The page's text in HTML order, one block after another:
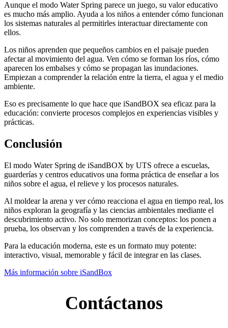
Aunque el modo Water Spring parece un juego, su valor educativo
es mucho más amplio. Ayuda a los niños a entender cómo funcionan
los sistemas naturales al permitirles interactuar directamente con
ellos.
Los niños aprenden que pequeños cambios en el paisaje pueden
afectar al movimiento del agua. Ven cómo se forman los ríos, cómo
aparecen los embalses y cómo se propagan las inundaciones.
Empiezan a comprender la relación entre la tierra, el agua y el medio
ambiente.
Eso es precisamente lo que hace que iSandBOX sea eficaz para la
educación: convierte procesos complejos en experiencias visibles y
prácticas.
Conclusión
El modo Water Spring de iSandBOX by UTS ofrece a escuelas,
guarderías y centros educativos una forma práctica de enseñar a los
niños sobre el agua, el relieve y los procesos naturales.
Al moldear la arena y ver cómo reacciona el agua en tiempo real, los
niños exploran la geografía y las ciencias ambientales mediante el
descubrimiento activo. No solo memorizan conceptos: los ponen a
prueba, los observan y los comprenden a través de la experiencia.
Para la educación moderna, este es un formato muy potente:
interactivo, visual, memorable y fácil de integrar en las clases.
Más información sobre iSandBox
Contáctanos